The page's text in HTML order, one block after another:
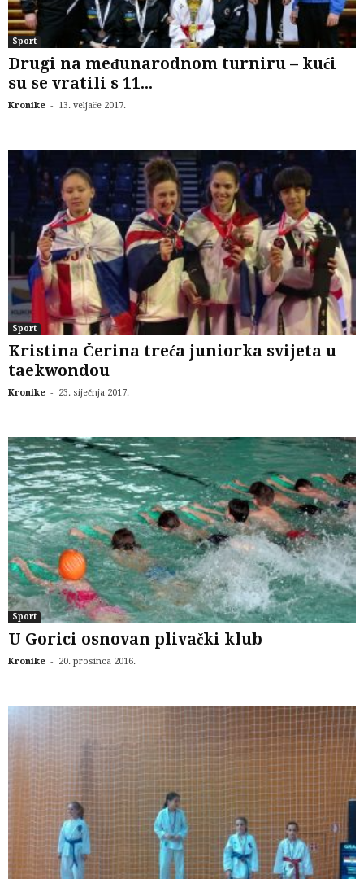
Sport
Drugi na međunarodnom turniru – kući
su se vratili s 11...
Kronike - 13. veljače 2017.
Sport
Kristina Čerina treća juniorka svijeta u
taekwondou
Kronike - 23. siječnja 2017.
Sport
U Gorici osnovan plivački klub
Kronike - 20. prosinca 2016.